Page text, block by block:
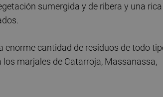
sumergida y de ribera y una rica
enorme cantidad de residuos de todo
marjales de Catarroja, Massanassa,